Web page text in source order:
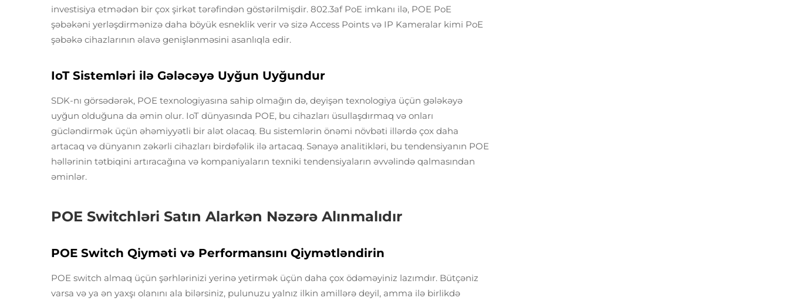
investisiya etmədən bir çox şirkət tərəfindən göstərilmişdir. 802.3af PoE imkanı ilə, POE PoE
şəbəkəni yerləşdirmənizə daha böyük esneklik verir və sizə Access Points və IP Kameralar kimi PoE
şəbəkə cihazlarının əlavə genişlənməsini asanlıqla edir.
IoT Sistemləri ilə Gələcəyə Uyğun Uyğundur
SDK-nı görsədərək, POE texnologiyasına sahip olmağın də, deyişən texnologiya üçün gələkəyə
uyğun olduğuna da əmin olur. IoT dünyasında POE, bu cihazları üsullaşdırmaq və onları
gücləndirmək üçün əhəmiyyətli bir alət olacaq. Bu sistemlərin önəmi növbəti illərdə çox daha
artacaq və dünyanın zəkərli cihazları birdəfəlik ilə artacaq. Sənayə analitikləri, bu tendensiyanın POE
həllərinin tətbiqini artıracağına və kompaniyaların texniki tendensiyaların əvvəlində qalmasından
əminlər.
POE Switchləri Satın Alarkən Nəzərə Alınmalıdır
POE Switch Qiyməti və Performansını Qiymətləndirin
POE switch almaq üçün şərhlərinizi yerinə yetirmək üçün daha çox ödəməyiniz lazımdır. Bütçəniz
varsa və ya ən yaxşı olanını ala bilərsiniz, pulunuzu yalnız ilkin amillərə deyil, amma ilə birlikdə